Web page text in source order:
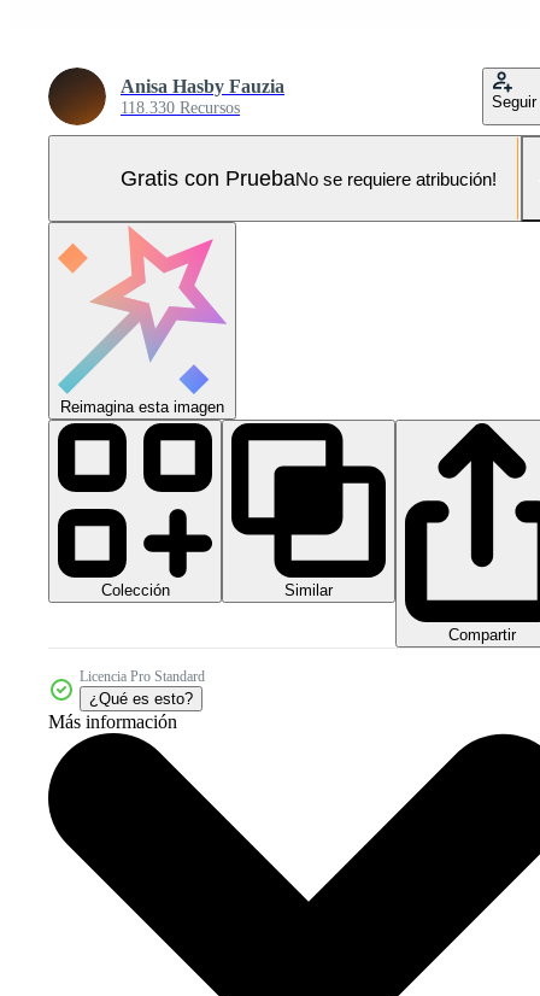
Anisa Hasby Fauzia
118.330 Recursos Seguir
Gratis con PruebaNo se requiere atribución!
Reimagina esta imagen
Colección Similar
Compartir
Licencia Pro Standard
¿Qué es esto?
Más información